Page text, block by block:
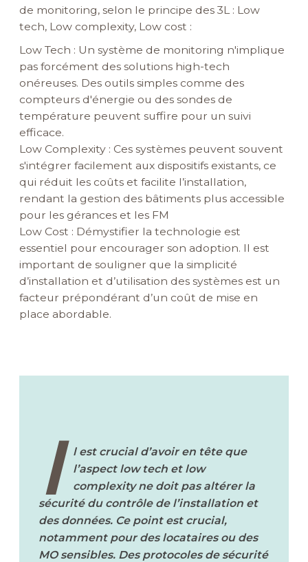
de monitoring, selon le principe des 3L : Low
tech, Low complexity, Low cost :
Low Tech : Un système de monitoring n'implique
pas forcément des solutions high-tech
onéreuses. Des outils simples comme des
compteurs d'énergie ou des sondes de
température peuvent suffire pour un suivi
efficace.
Low Complexity : Ces systèmes peuvent souvent
s'intégrer facilement aux dispositifs existants, ce
qui réduit les coûts et facilite l’installation,
rendant la gestion des bâtiments plus accessible
pour les gérances et les FM
Low Cost : Démystifier la technologie est
essentiel pour encourager son adoption. Il est
important de souligner que la simplicité
d’installation et d’utilisation des systèmes est un
facteur prépondérant d’un coût de mise en
place abordable.
I
l est crucial d’avoir en tête que
l’aspect low tech et low
complexity ne doit pas altérer la
sécurité du contrôle de l’installation et
des données. Ce point est crucial,
notamment pour des locataires ou des
MO sensibles. Des protocoles de sécurité